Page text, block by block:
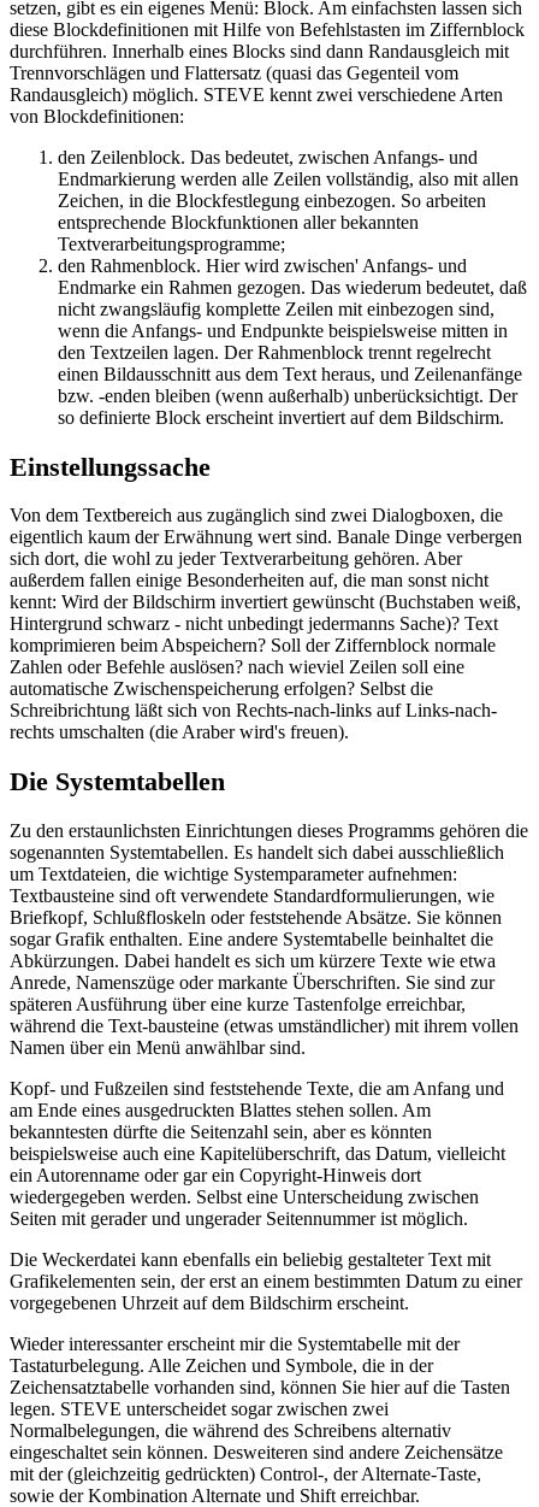
setzen, gibt es ein eigenes Menü: Block. Am einfachsten lassen sich
diese Blockdefinitionen mit Hilfe von Befehlstasten im Ziffernblock
durchführen. Innerhalb eines Blocks sind dann Randausgleich mit
Trennvorschlägen und Flattersatz (quasi das Gegenteil vom
Randausgleich) möglich. STEVE kennt zwei verschiedene Arten
von Blockdefinitionen:
den Zeilenblock. Das bedeutet, zwischen Anfangs- und
Endmarkierung werden alle Zeilen vollständig, also mit allen
Zeichen, in die Blockfestlegung einbezogen. So arbeiten
entsprechende Blockfunktionen aller bekannten
Textverarbeitungsprogramme;
den Rahmenblock. Hier wird zwischen' Anfangs- und
Endmarke ein Rahmen gezogen. Das wiederum bedeutet, daß
nicht zwangsläufig komplette Zeilen mit einbezogen sind,
wenn die Anfangs- und Endpunkte beispielsweise mitten in
den Textzeilen lagen. Der Rahmenblock trennt regelrecht
einen Bildausschnitt aus dem Text heraus, und Zeilenanfänge
bzw. -enden bleiben (wenn außerhalb) unberücksichtigt. Der
so definierte Block erscheint invertiert auf dem Bildschirm.
Einstellungssache
Von dem Textbereich aus zugänglich sind zwei Dialogboxen, die
eigentlich kaum der Erwähnung wert sind. Banale Dinge verbergen
sich dort, die wohl zu jeder Textverarbeitung gehören. Aber
außerdem fallen einige Besonderheiten auf, die man sonst nicht
kennt: Wird der Bildschirm invertiert gewünscht (Buchstaben weiß,
Hintergrund schwarz - nicht unbedingt jedermanns Sache)? Text
komprimieren beim Abspeichern? Soll der Ziffernblock normale
Zahlen oder Befehle auslösen? nach wieviel Zeilen soll eine
automatische Zwischenspeicherung erfolgen? Selbst die
Schreibrichtung läßt sich von Rechts-nach-links auf Links-nach-
rechts umschalten (die Araber wird's freuen).
Die Systemtabellen
Zu den erstaunlichsten Einrichtungen dieses Programms gehören die
sogenannten Systemtabellen. Es handelt sich dabei ausschließlich
um Textdateien, die wichtige Systemparameter aufnehmen:
Textbausteine sind oft verwendete Standardformulierungen, wie
Briefkopf, Schlußfloskeln oder feststehende Absätze. Sie können
sogar Grafik enthalten. Eine andere Systemtabelle beinhaltet die
Abkürzungen. Dabei handelt es sich um kürzere Texte wie etwa
Anrede, Namenszüge oder markante Überschriften. Sie sind zur
späteren Ausführung über eine kurze Tastenfolge erreichbar,
während die Text-bausteine (etwas umständlicher) mit ihrem vollen
Namen über ein Menü anwählbar sind.
Kopf- und Fußzeilen sind feststehende Texte, die am Anfang und
am Ende eines ausgedruckten Blattes stehen sollen. Am
bekanntesten dürfte die Seitenzahl sein, aber es könnten
beispielsweise auch eine Kapitelüberschrift, das Datum, vielleicht
ein Autorenname oder gar ein Copyright-Hinweis dort
wiedergegeben werden. Selbst eine Unterscheidung zwischen
Seiten mit gerader und ungerader Seitennummer ist möglich.
Die Weckerdatei kann ebenfalls ein beliebig gestalteter Text mit
Grafikelementen sein, der erst an einem bestimmten Datum zu einer
vorgegebenen Uhrzeit auf dem Bildschirm erscheint.
Wieder interessanter erscheint mir die Systemtabelle mit der
Tastaturbelegung. Alle Zeichen und Symbole, die in der
Zeichensatztabelle vorhanden sind, können Sie hier auf die Tasten
legen. STEVE unterscheidet sogar zwischen zwei
Normalbelegungen, die während des Schreibens alternativ
eingeschaltet sein können. Desweiteren sind andere Zeichensätze
mit der (gleichzeitig gedrückten) Control-, der Alternate-Taste,
sowie der Kombination Alternate und Shift erreichbar.